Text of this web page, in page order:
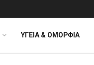
ΥΓΕΙΑ & ΟΜΟΡΦΙΑ